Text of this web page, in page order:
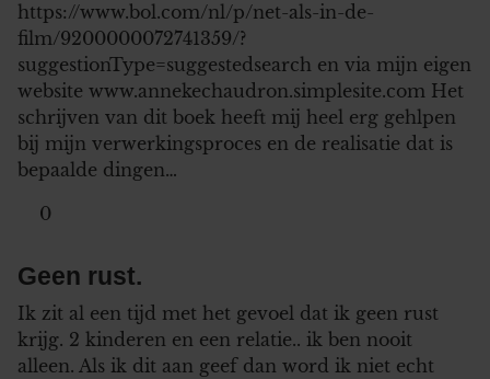
https://www.bol.com/nl/p/net-als-in-de-
film/9200000072741359/?
suggestionType=suggestedsearch en via mijn eigen
website www.annekechaudron.simplesite.com Het
schrijven van dit boek heeft mij heel erg gehlpen
bij mijn verwerkingsproces en de realisatie dat is
bepaalde dingen…
0
Geen rust.
Ik zit al een tijd met het gevoel dat ik geen rust
krijg. 2 kinderen en een relatie.. ik ben nooit
alleen. Als ik dit aan geef dan word ik niet echt